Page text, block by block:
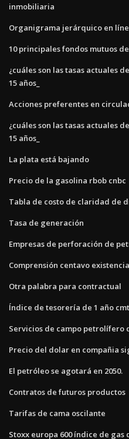
inmobiliaria
Organigrama jerárquico en
10 principales fondos mutuos
¿cuáles son las tasas actuales
15 años_
Acciones preferentes en
¿cuáles son las tasas actuales
15 años_
La plata está bajando
Precio de la gasolina rbob cnbc
Tabla de costo de claridad de
Tasa de generación
Empresas de perforación de
Comprensión centavo
Otra palabra para contractual
Índice de tesorería de 1 año cmt
Servicios de campo petrolífero
Precio del dolar en compañia
El petróleo se agotará en 2050.
Contratos de futuros productos
Tarifas de cama oscilante
Stoxx europa 600 índice de